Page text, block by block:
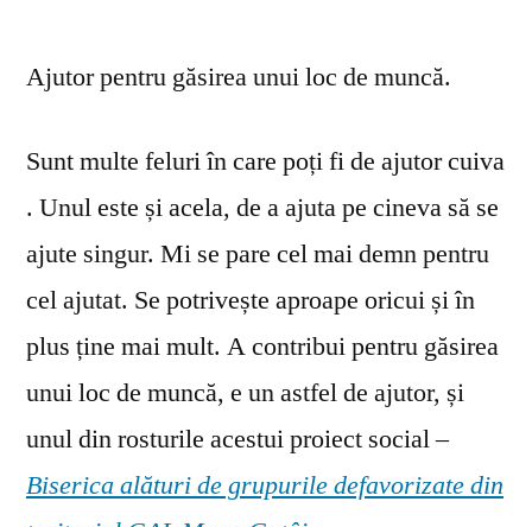
Ajutor pentru găsirea unui loc de muncă.
Sunt multe feluri în care poți fi de ajutor cuiva
. Unul este și acela, de a ajuta pe cineva să se
ajute singur. Mi se pare cel mai demn pentru
cel ajutat. Se potrivește aproape oricui și în
plus ține mai mult. A contribui pentru găsirea
unui loc de muncă, e un astfel de ajutor, și
unul din rosturile acestui proiect social –
Biserica alături de grupurile defavorizate din